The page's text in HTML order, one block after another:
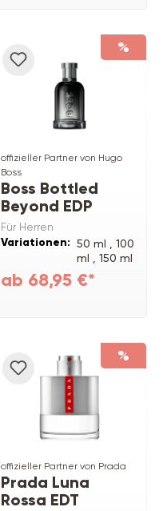
%
offizieller Partner von Hugo
Boss
Boss Bottled
Beyond EDP
Für Herren
Variationen: 50 ml , 100
ml , 150 ml
,200 ml
Refill
ab 68,95 €*
%
offizieller Partner von Prada
Prada Luna
Rossa EDT